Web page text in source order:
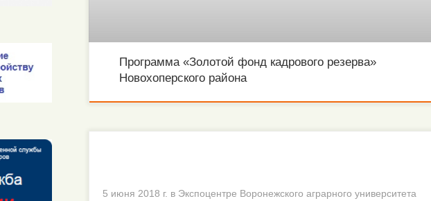
Программа «Золотой фонд кадрового резерва»
Новохоперского района
5 июня 2018 г. в Экспоцентре Воронежского аграрного университета